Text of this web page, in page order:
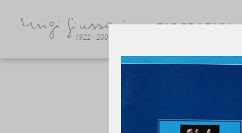
BIOGRAPHY